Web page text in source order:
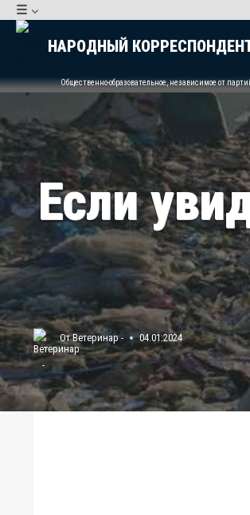
Перейти
содержимому
☰
НАРОДНЫЙ
Общественно-образовательное, независимое от
Если
От Ветеринар - 04.01.2024